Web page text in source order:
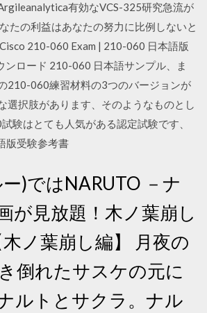
有効なVCS-325研究急流が
たの利益はあなたの努力に比例しないと
210-060 Exam | 210-060 日本語版
ンロード 210-060 日本語サンプル、ま
210-060練習材料の3つのバージョンが
選択肢があります、そのようなものとし
験はとても人気がある認定試験です、
版受験参考書
)ではNARUTO －ナ
が見放題！木ノ葉崩し
ノ葉崩し編】 月夜の
倒れたサスケの元に
ルトとサクラ。ナル